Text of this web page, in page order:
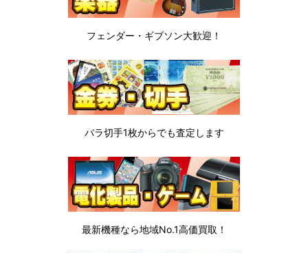
フェンダー・ギブソン大歓迎！
バラ切手1枚からでも査定します
最新機種なら地域No.1高価買取！